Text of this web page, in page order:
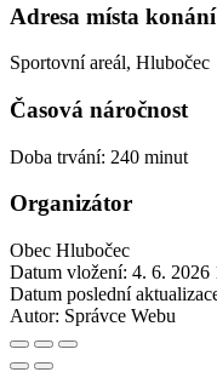
Adresa místa konání
Sportovní areál, Hlubočec
Časová náročnost
Doba trvání: 240 minut
Organizátor
Obec Hlubočec
Datum vložení: 4. 6. 2026
Datum poslední
Autor: Správce Webu